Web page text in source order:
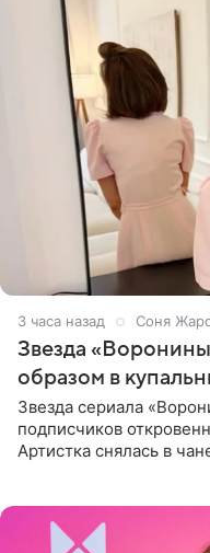
3 часа назад Соня
Звезда
образом в
Звезда сериала
подписчиков
Артистка снялась в